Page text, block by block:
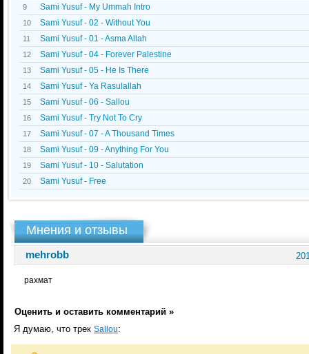
9 Sami Yusuf - My Ummah Intro
10 Sami Yusuf - 02 - Without You
11 Sami Yusuf - 01 - Asma Allah
12 Sami Yusuf - 04 - Forever Palestine
13 Sami Yusuf - 05 - He Is There
14 Sami Yusuf - Ya Rasulallah
15 Sami Yusuf - 06 - Sallou
16 Sami Yusuf - Try Not To Cry
17 Sami Yusuf - 07 - A Thousand Times
18 Sami Yusuf - 09 - Anything For You
19 Sami Yusuf - 10 - Salutation
20 Sami Yusuf - Free
Мнения и отзывы
mehrobb
рахмат
Оценить и оставить комментарий »
Я думаю, что трек Sallou: